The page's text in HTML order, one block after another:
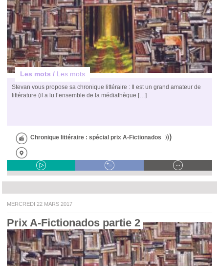
Les mots / Les mots
Stevan vous propose sa chronique littéraire : Il est un grand amateur de
littérature (il a lu l’ensemble de la médiathèque […]
Chronique littéraire : spécial prix A-Fictionados
MERCREDI 22 MARS 2017
Prix A-Fictionados partie 2